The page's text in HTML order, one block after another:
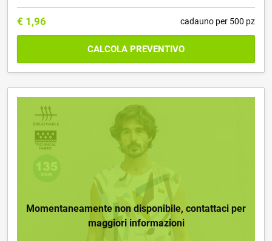
€ 1,96 cadauno per 500 pz
CALCOLA PREVENTIVO
Momentaneamente non disponibile, contattaci per
maggiori informazioni